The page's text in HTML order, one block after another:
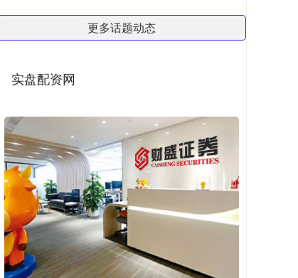
更多话题动态
实盘配资网